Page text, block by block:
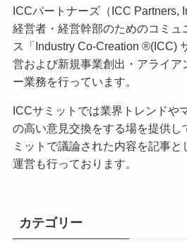
ICCパートナーズ（ICC Partners,
経営者・経営幹部のためのコミュ
ス「Industry Co-Creation ®(ICC)
営および新規事業創出・アライア
ー業務を行っています。
ICCサミットでは業界トレンドや
の高い意見交換をする場を提供し
ミットで議論された内容を記事
運営も行っております。
カテゴリー